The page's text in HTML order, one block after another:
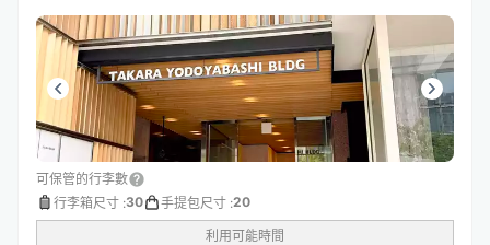
可保管的行李數
行李箱尺寸 :30 手提包尺寸 :20
利用可能時間